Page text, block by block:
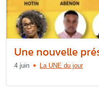
Une nouvelle
4 juin La UNE du jour